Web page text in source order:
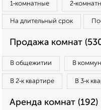
1‑комнатные
На длительный срок
Продажа комнат
В общежитии В
В 2‑к квартире В 3‑к
Аренда комнат (192)